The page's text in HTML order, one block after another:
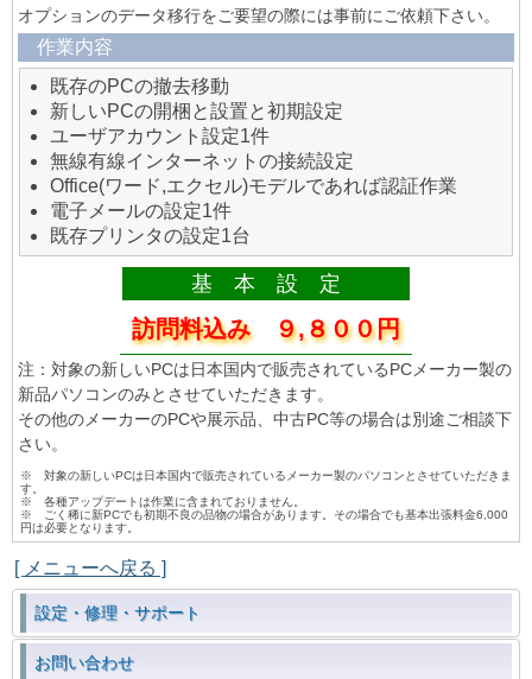
オプションのデータ移行をご要望の際には事前にご依頼下さい。
作業内容
既存のPCの撤去移動
新しいPCの開梱と設置と初期設定
ユーザアカウント設定1件
無線有線インターネットの接続設定
Office(ワード,エクセル)モデルであれば認証作業
電子メールの設定1件
既存プリンタの設定1台
基 本 設 定
訪問料込み ９,８００円
注：対象の新しいPCは日本国内で販売されているPCメーカー製の
新品パソコンのみとさせていただきます。
その他のメーカーのPCや展示品、中古PC等の場合は別途ご相談下
さい。
※ 対象の新しいPCは日本国内で販売されているメーカー製のパソコンとさせていただきま
す。
※ 各種アップデートは作業に含まれておりません。
※ ごく稀に新PCでも初期不良の品物の場合があります。その場合でも基本出張料金6,000
円は必要となります。
[ メニューへ戻る ]
設定・修理・サポート
お問い合わせ